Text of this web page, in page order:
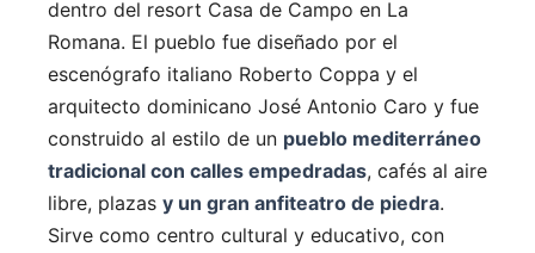
dentro del resort Casa de Campo en La
Romana. El pueblo fue diseñado por el
escenógrafo italiano Roberto Coppa y el
arquitecto dominicano José Antonio Caro y fue
construido al estilo de un pueblo mediterráneo
tradicional con calles empedradas, cafés al aire
libre, plazas y un gran anfiteatro de piedra.
Sirve como centro cultural y educativo, con